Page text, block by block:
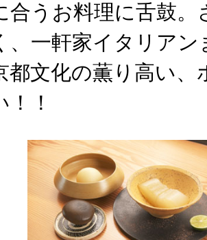
合うお料理に舌鼓
、一軒家イタリアン
都文化の薫り高い
！！